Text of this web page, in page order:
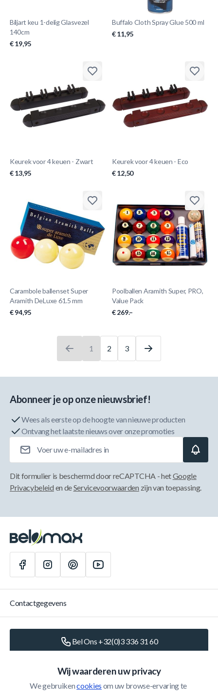
Biljart keu 1-delig Glasvezel
140cm
€ 19,95
Buffalo Cloth Spray Glue 500 ml
€ 11,95
Keurek voor 4 keuen - Zwart
€ 13,95
Keurek voor 4 keuen - Eco
€ 12,50
Carambole ballenset Super
Aramith DeLuxe 61.5 mm
€ 94,95
Poolballen Aramith Super, PRO,
Value Pack
€ 269.–
U leest momenteel pagina
1
Pagina
2
Pagina
3
Wij waarderen uw privacy
We gebruiken cookies om uw browse-ervaring te
Abonneer je op onze nieuwsbrief!
Wees als eerste op de hoogte van nieuwe producten
Ontvang het laatste nieuws over onze promoties
Dit formulier is beschermd door reCAPTCHA - hetGoogle
Privacybeleid en deServicevoorwaarden zijn van toepassing.
Contactgegevens
Bel Ons +32(0)3 336 31 60
Schrijf Ons info@belomax.com
Routebeschrijving naar de Belomax